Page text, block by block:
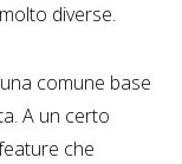
diverse.
comune base
A un certo
che